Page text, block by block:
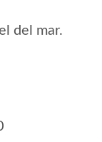
del mar.